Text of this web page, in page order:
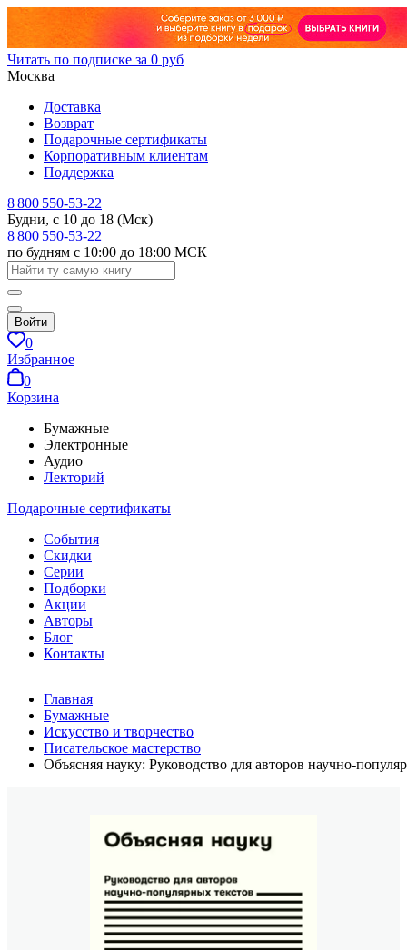
Читать по подписке за 0 руб
Москва
Доставка
Возврат
Подарочные сертификаты
Корпоративным клиентам
Поддержка
8 800 550-53-22
Будни, с 10 до 18 (Мск)
8 800 550-53-22
по будням с 10:00 до 18:00 МСК
Войти
0
Избранное
0
Корзина
Бумажные
Электронные
Аудио
Лекторий
Подарочные сертификаты
События
Скидки
Серии
Подборки
Акции
Авторы
Блог
Контакты
Главная
Бумажные
Искусство и творчество
Писательское мастерство
Объясняя науку: Руководство для авторов научно-